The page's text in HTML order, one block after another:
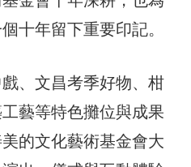
十年留下重要印記。
、文昌考季好物、柑
藝等特色攤位與成果
的文化藝術基金會大